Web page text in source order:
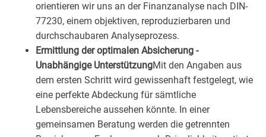
orientieren wir uns an der Finanzanalyse nach DIN-
77230, einem objektiven, reproduzierbaren und
durchschaubaren Analyseprozess.
Ermittlung der optimalen Absicherung -
Unabhängige UnterstützungMit den Angaben aus
dem ersten Schritt wird gewissenhaft festgelegt, wie
eine perfekte Abdeckung für sämtliche
Lebensbereiche aussehen könnte. In einer
gemeinsamen Beratung werden die getrennten